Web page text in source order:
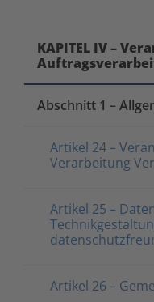
KAPITEL IV –
Abschnitt 1 –
Artikel 24 –
Verarbeitung
Artikel 25 –
Artikel 26 –